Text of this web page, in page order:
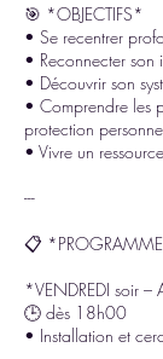
🎯 *OBJECTIFS*
• Se recentrer
• Reconnecter son
• Découvrir son
• Comprendre les
protection
• Vivre un
---
📋
*VENDREDI soir –
🕒 dès 18h00
• Installation et